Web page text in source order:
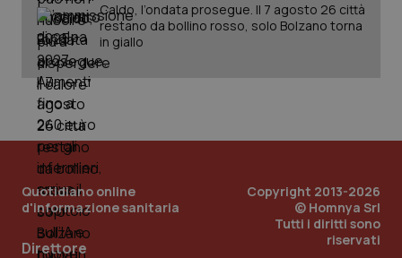
Caldo, l’ondata prosegue. Il 7 agosto 26 città
restano da bollino rosso, solo Bolzano torna
in giallo
Quotidiano online
d'informazione sanitaria
Direttore
Copyright 2013-2026
© Homnya Srl
Tutti i diritti sono
riservati
PHPSESSID